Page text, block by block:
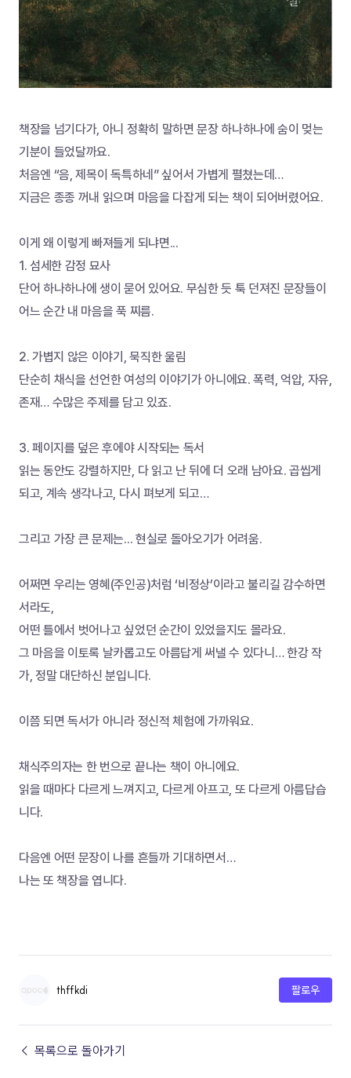
책장을 넘기다가, 아니 정확히 말하면 문장 하나하나에 숨이 멎는
기분이 들었달까요.
처음엔 “음, 제목이 독특하네” 싶어서 가볍게 펼쳤는데…
지금은 종종 꺼내 읽으며 마음을 다잡게 되는 책이 되어버렸어요.
이게 왜 이렇게 빠져들게 되냐면...
1. 섬세한 감정 묘사
단어 하나하나에 생이 묻어 있어요. 무심한 듯 툭 던져진 문장들이
어느 순간 내 마음을 푹 찌름.
2. 가볍지 않은 이야기, 묵직한 울림
단순히 채식을 선언한 여성의 이야기가 아니에요. 폭력, 억압, 자유,
존재… 수많은 주제를 담고 있죠.
3. 페이지를 덮은 후에야 시작되는 독서
읽는 동안도 강렬하지만, 다 읽고 난 뒤에 더 오래 남아요. 곱씹게
되고, 계속 생각나고, 다시 펴보게 되고…
그리고 가장 큰 문제는... 현실로 돌아오기가 어려움.
어쩌면 우리는 영혜(주인공)처럼 ‘비정상’이라고 불리길 감수하면
서라도,
어떤 틀에서 벗어나고 싶었던 순간이 있었을지도 몰라요.
그 마음을 이토록 날카롭고도 아름답게 써낼 수 있다니… 한강 작
가, 정말 대단하신 분입니다.
이쯤 되면 독서가 아니라 정신적 체험에 가까워요.
채식주의자는 한 번으로 끝나는 책이 아니에요.
읽을 때마다 다르게 느껴지고, 다르게 아프고, 또 다르게 아름답습
니다.
다음엔 어떤 문장이 나를 흔들까 기대하면서…
나는 또 책장을 엽니다.
thffkdi 팔로우
← 목록으로 돌아가기